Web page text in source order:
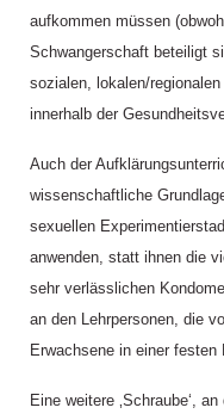
aufkommen müssen
Schwangerschaft beteiligt
sozialen, lokalen/
innerhalb der
Auch der
wissenschaftliche
sexuellen
anwenden, statt ihnen die
sehr verlässlichen
an den Lehrpersonen, die
Erwachsene in einer festen
Eine weitere ‚Schraube‘,